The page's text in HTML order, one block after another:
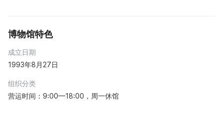
博物馆特色
成立日期
1993年8月27日
组织分类
营运时间：9:00—18:00，周一休馆